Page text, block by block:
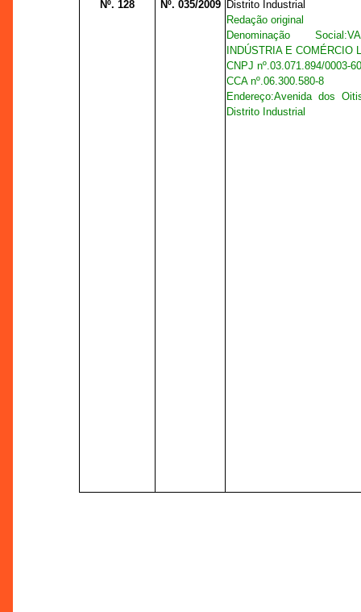
Nº. 128 Nº. 035/2009
Distrito Industrial
Redação original
Denominação Social :
INDÚSTRIA E COMÉRCIO
CNPJ nº.03.071.894/0003-
CCA nº.06.300.580-8
Endereço:Avenida dos
Distrito Industrial